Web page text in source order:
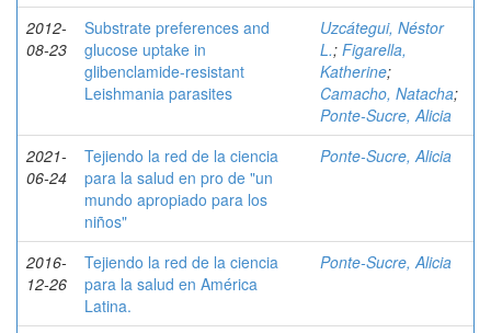
2012-
08-23
Substrate preferences and
glucose uptake in
glibenclamide-resistant
Leishmania parasites
Uzcátegui, Néstor
L.; Figarella,
Katherine;
Camacho, Natacha;
Ponte-Sucre, Alicia
2021-
06-24
Tejiendo la red de la ciencia
para la salud en pro de "un
mundo apropiado para los
niños"
Ponte-Sucre, Alicia
2016-
12-26
Tejiendo la red de la ciencia
para la salud en América
Latina.
Ponte-Sucre, Alicia